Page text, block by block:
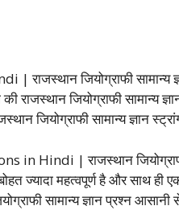
जियोग्राफी सामान्य
राजस्थान जियोग्राफी सामान्य
सामान्य ज्ञान
| राजस्थान जियोग्राफी
ज्यादा महत्वपूर्ण है और साथ
सामान्य ज्ञान प्रश्न आसानी